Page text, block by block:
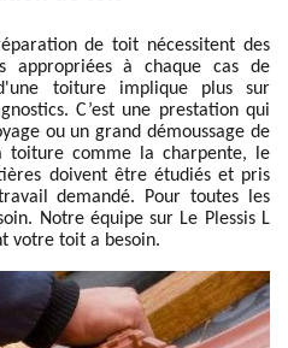
de toit nécessitent des
appropriées à chaque cas de
toiture implique plus sur
C’est une prestation qui
ou un grand démoussage de
toiture comme la charpente, le
doivent être étudiés et pris
demandé. Pour toutes les
Notre équipe sur Le Plessis L
votre toit a besoin.